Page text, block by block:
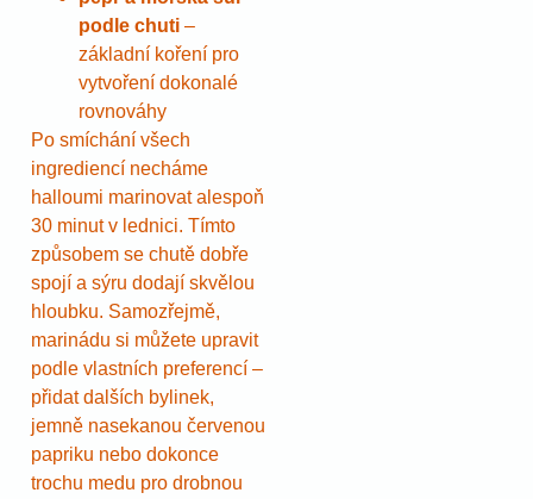
podle chuti –
základní koření pro
vytvoření dokonalé
rovnováhy
Po smíchání všech
ingrediencí necháme
halloumi marinovat alespoň
30 minut v lednici. Tímto
způsobem se chutě dobře
spojí a sýru dodají skvělou
hloubku. Samozřejmě,
marinádu si můžete upravit
podle vlastních preferencí –
přidat dalších bylinek,
jemně nasekanou červenou
papriku nebo dokonce
trochu medu pro drobnou